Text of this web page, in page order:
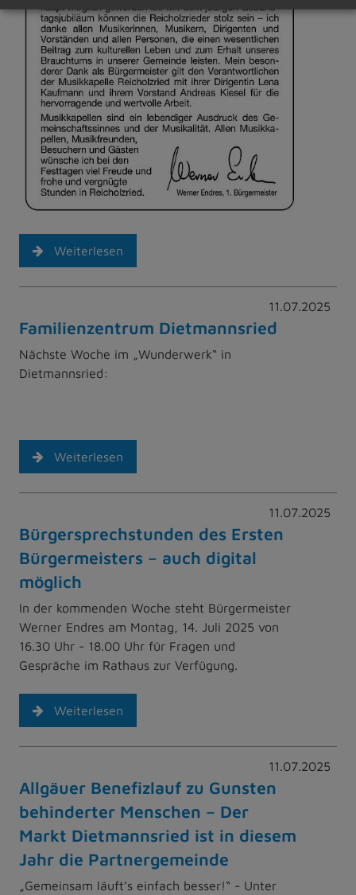
Weiterlesen
11.07.2025
Familienzentrum Dietmannsried
Nächste Woche im „Wunderwerk“ in
Dietmannsried:
Weiterlesen
11.07.2025
Bürgersprechstunden des Ersten
Bürgermeisters – auch digital
möglich
In der kommenden Woche steht Bürgermeister
Werner Endres am Montag, 14. Juli 2025 von
16.30 Uhr - 18.00 Uhr für Fragen und
Gespräche im Rathaus zur Verfügung.
Weiterlesen
11.07.2025
Allgäuer Benefizlauf zu Gunsten
behinderter Menschen – Der
Markt Dietmannsried ist in diesem
Jahr die Partnergemeinde
„Gemeinsam läuft’s einfach besser!“ - Unter